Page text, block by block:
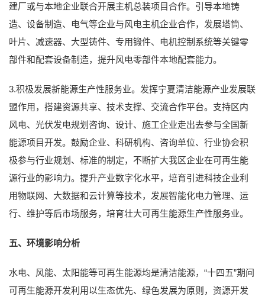
建厂或与本地企业联合开展主机总装项目合作。引导本地铸
造、设备制造、电气等企业与风电主机企业合作，发展塔筒、
叶片、减速器、大型铸件、专用锻件、电机控制系统等关键零
部件和配套设备制造，提升风电零部件本地配套能力。
3.积极发展新能源生产性服务业。发挥宁夏清洁能源产业发展联
盟作用，搭建资源共享、技术支撑、交流合作平台。支持区内
风电、光伏发电规划咨询、设计、施工企业走出去参与全国新
能源项目开发。鼓励企业、科研机构、咨询单位、行业协会积
极参与行业规划、标准的制定，不断扩大我区企业在可再生能
源行业的影响力。提升产业数字化水平，培育引进科技企业利
用物联网、大数据和云计算等技术，发展智能化电力管理、运
行、维护等后市场服务，培育壮大可再生能源生产性服务业。
五、环境影响分析
水电、风能、太阳能等可再生能源均是清洁能源，“十四五”期间
可再生能源开发利用以生态优先、绿色发展为原则，资源开发